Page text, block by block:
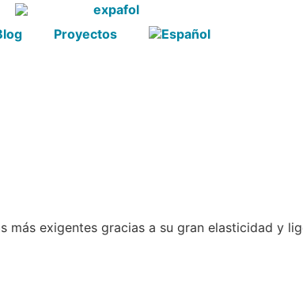
Proyectos
exigentes gracias a su gran elasticidad y